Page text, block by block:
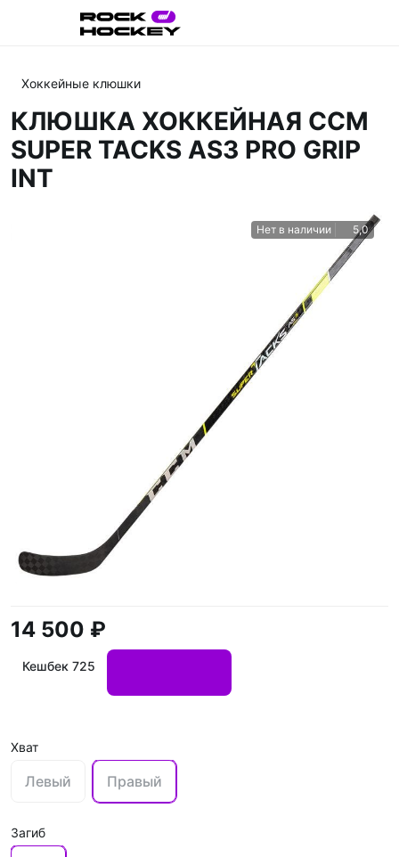
Хоккейные клюшки
КЛЮШКА ХОККЕЙНАЯ CCM
SUPER TACKS AS3 PRO GRIP
INT
Нет в наличии 5,0
14 500 ₽
Кешбек 725
Хват
Левый Правый
Загиб